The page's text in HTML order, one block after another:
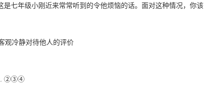
是七年级小刚近来常常听到的令他烦恼的话。面对这种情况，你该
冷静对待他人的评价
②③④